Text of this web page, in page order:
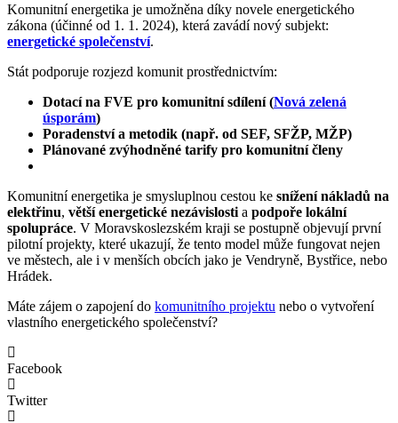
Komunitní energetika je umožněna díky novele energetického
zákona (účinné od 1. 1. 2024), která zavádí nový subjekt:
energetické společenství.
Stát podporuje rozjezd komunit prostřednictvím:
Dotací na FVE pro komunitní sdílení (Nová zelená
úsporám)
Poradenství a metodik (např. od SEF, SFŽP, MŽP)
Plánované zvýhodněné tarify pro komunitní členy
Komunitní energetika je smysluplnou cestou ke snížení nákladů na
elektřinu, větší energetické nezávislosti a podpoře lokální
spolupráce. V Moravskoslezském kraji se postupně objevují první
pilotní projekty, které ukazují, že tento model může fungovat nejen
ve městech, ale i v menších obcích jako je Vendryně, Bystřice, nebo
Hrádek.
Máte zájem o zapojení do komunitního projektu nebo o vytvoření
vlastního energetického společenství?
Facebook
Twitter